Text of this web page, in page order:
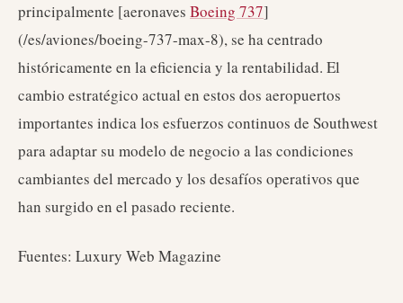
principalmente [aeronaves Boeing 737]
(/es/aviones/boeing-737-max-8), se ha centrado
históricamente en la eficiencia y la rentabilidad. El
cambio estratégico actual en estos dos aeropuertos
importantes indica los esfuerzos continuos de Southwest
para adaptar su modelo de negocio a las condiciones
cambiantes del mercado y los desafíos operativos que
han surgido en el pasado reciente.
Fuentes: Luxury Web Magazine